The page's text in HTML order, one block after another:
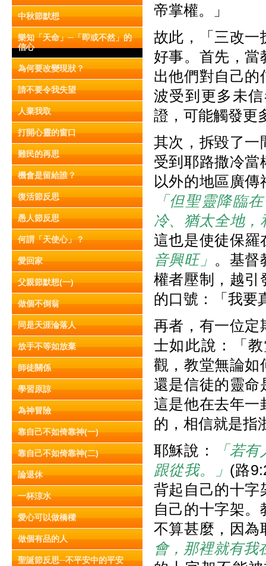
中秋節默想
樂知「天命」─「即或不然」的
信心
為何要改變現狀？
請不要令我失望
人棄我取
打開心靈的窗口
難民的再思
機會是留給誰？
復活節反思
愚人節反思
何謂「天使心」？
愛回家
父親節默想(一)
做個不倒翁
同是天涯淪落人
放手不等如放棄
師徒關係
學習原諒
為神冒險
靠自己不如倚靠神(一)
靠自己不如倚靠神(二)
論退休
一杯涼水
愛心可以做橋樑
做個有品的人
聖誕節反思─不平安中的平安
帝掌權。」
故此，「三改一
好事。首先，當
出他們對自己的
波受到更多未
證，可能觸發更
其次，拆毀了一
受到耶路撒冷當
以外的地區廣
「但聖靈降臨
冷、猶太全地
這也是使徒保羅
音興旺」 。基督
權者壓制，越引
的口號：「我要
再者，有一位定
士如此說：「
觀，教堂無論如
還是信徒的靈命
這是他在去年一
的，相信就是指
耶穌說：
「若
跟從我。」 (路
背起自己的十字
自己的十字架
不算甚麼，因為
會，那裡就有我